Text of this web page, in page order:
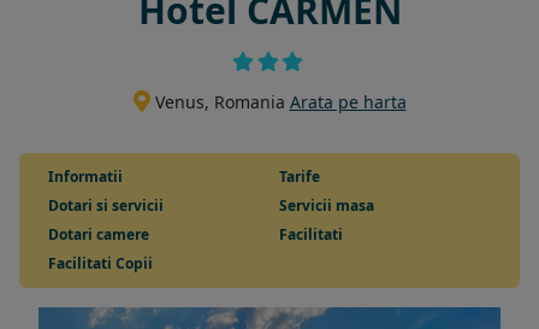
Hotel CARMEN
Venus, Romania Arata pe harta
Informatii
Tarife
Dotari si servicii
Servicii masa
Dotari camere
Facilitati
Facilitati Copii